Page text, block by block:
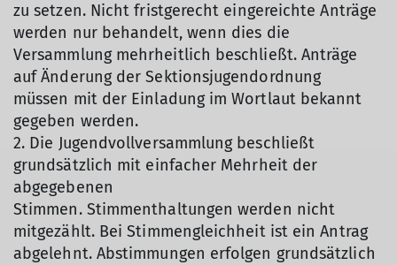
zu setzen. Nicht fristgerecht eingereichte Anträge
werden nur behandelt, wenn dies die
Versammlung mehrheitlich beschließt. Anträge
auf Änderung der Sektionsjugendordnung
müssen mit der Einladung im Wortlaut bekannt
gegeben werden.
2. Die Jugendvollversammlung beschließt
grundsätzlich mit einfacher Mehrheit der
abgegebenen
Stimmen. Stimmenthaltungen werden nicht
mitgezählt. Bei Stimmengleichheit ist ein Antrag
abgelehnt. Abstimmungen erfolgen grundsätzlich